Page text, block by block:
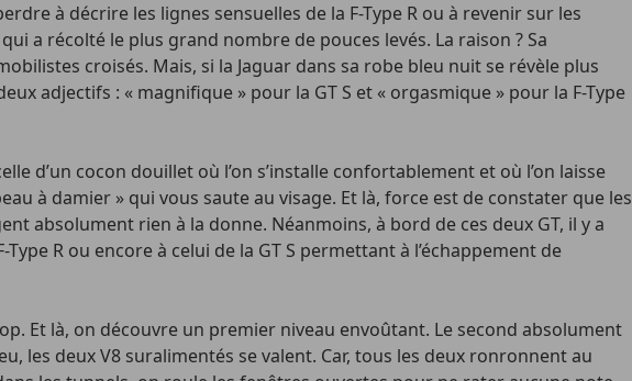
à décrire les lignes sensuelles de la F-Type R ou à revenir sur les
a récolté le plus grand nombre de pouces levés. La raison ? Sa
croisés. Mais, si la Jaguar dans sa robe bleu nuit se révèle plus
adjectifs : « magnifique » pour la GT S et « orgasmique » pour la F-Type
d’un cocon douillet où l’on s’installe confortablement et où l’on laisse
à damier » qui vous saute au visage. Et là, force est de constater que les
absolument rien à la donne. Néanmoins, à bord de ces deux GT, il y a
R ou encore à celui de la GT S permettant à l’échappement de
Et là, on découvre un premier niveau envoûtant. Le second absolument
les deux V8 suralimentés se valent. Car, tous les deux ronronnent au